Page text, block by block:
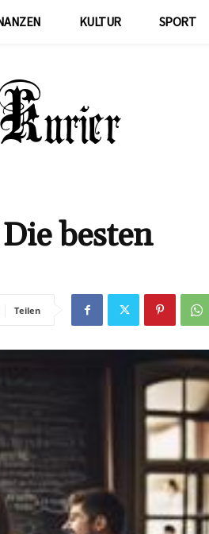
KULTUR SPORT
besten
Teilen